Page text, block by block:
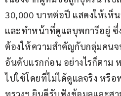
30,000 บาทต่อปี แสดงให้เห็
และทำหน้าที่ดูแลบุพการีอยู่ ซึ่
ต้องให้ความสำคัญกับกลุ่มคนจ
อันดับแรกก่อน อย่างไรก็ตาม
ไปใช้โดยที่ไม่ได้ดูแลจริง หรือ